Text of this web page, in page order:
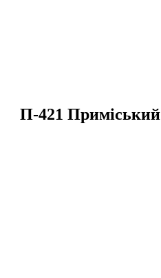
П-421 Приміський